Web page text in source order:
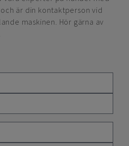
är din kontaktperson vid
maskinen. Hör gärna av